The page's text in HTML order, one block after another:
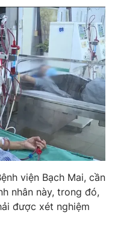
video
thao
sản
Việt
mình bằng AI
viện Bạch Mai, cần
nhân này, trong đó,
được xét nghiệm